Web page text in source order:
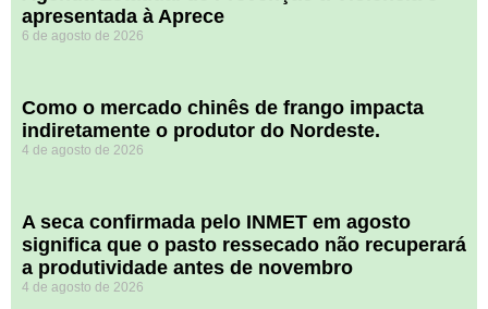
apresentada à Aprece
6 de agosto de 2026
​Como o mercado chinês de frango impacta
indiretamente o produtor do Nordeste.
4 de agosto de 2026
A seca confirmada pelo INMET em agosto
significa que o pasto ressecado não recuperará
a produtividade antes de novembro
4 de agosto de 2026